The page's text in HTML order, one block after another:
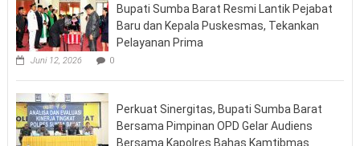
Bupati Sumba Barat Resmi Lantik Pejabat
Baru dan Kepala Puskesmas, Tekankan
Pelayanan Prima
Juni 12, 2026 0
Perkuat Sinergitas, Bupati Sumba Barat
Bersama Pimpinan OPD Gelar Audiens
Bersama Kapolres Bahas Kamtibmas